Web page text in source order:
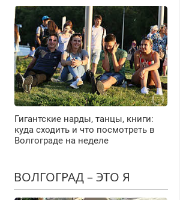
Гигантские нарды, танцы, книги:
куда сходить и что посмотреть в
Волгограде на неделе
ВОЛГОГРАД – ЭТО Я